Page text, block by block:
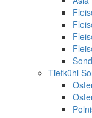
Tiefkühl